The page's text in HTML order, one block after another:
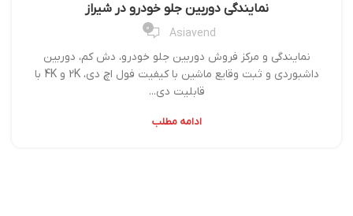
نمایندگی دوربین جلو خودرو در شیراز
Asiavend
0
نمایندگی و مرکز فروش دوربین جلو خودرو، دش کم، دوربین
داشبوردی و ثبت وقایع ماشین با کیفیت فول اچ دی، 2K و 4K با
قابلیت دی...
ادامه مطلب